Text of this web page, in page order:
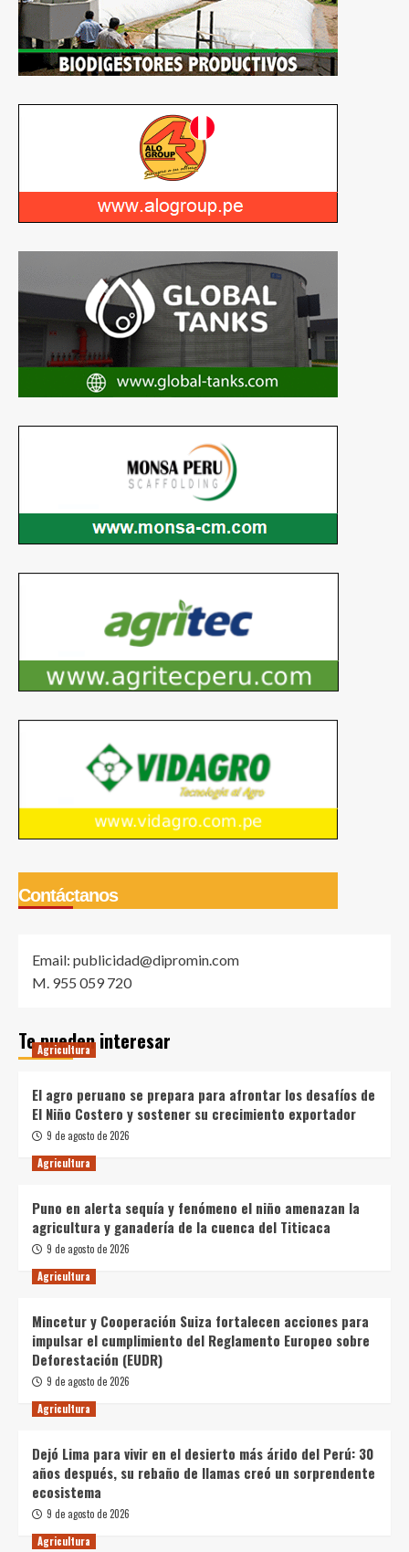
Contáctanos
Email: publicidad@dipromin.com
M. 955 059 720
Te pueden interesar
Agricultura
El agro peruano se prepara para afrontar los desafíos de
El Niño Costero y sostener su crecimiento exportador
9 de agosto de 2026
Agricultura
Puno en alerta sequía y fenómeno el niño amenazan la
agricultura y ganadería de la cuenca del Titicaca
9 de agosto de 2026
Agricultura
Mincetur y Cooperación Suiza fortalecen acciones para
impulsar el cumplimiento del Reglamento Europeo sobre
Deforestación (EUDR)
9 de agosto de 2026
Agricultura
Dejó Lima para vivir en el desierto más árido del Perú: 30
años después, su rebaño de llamas creó un sorprendente
ecosistema
9 de agosto de 2026
Agricultura